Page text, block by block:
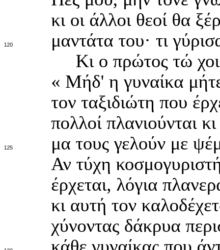
κι οι άλλοι θεοί θα
120
μαντάτα του· τι
Κι ο πρώτος τώ
« Μήδ' η γυναίκα
τον ταξιδιώτη που
πολλοί πλανιούνται
125
μα τους γελούν με
Αν τύχη
έρχεται, λόγια
κι αυτή τον
χύνοντας δάκρυα